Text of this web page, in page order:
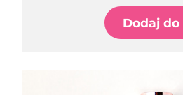
Dodaj do